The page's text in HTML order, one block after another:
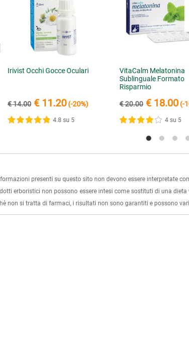
Irivist Occhi Gocce Oculari
€ 14.00 € 11.20 (-20%)
4.8 su 5
VitaCalm Melatonina
Sublinguale Formato
Risparmio
€ 20.00 € 18.00 (-
4 su 5
presenti su questo sito non devono essere interpretate
erboristici non possono essere intesi come sostituti di una
non si tratta di farmaci, i risultati non sono garantiti e possono